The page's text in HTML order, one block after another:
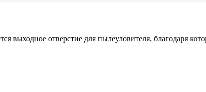
выходное отверстие для пылеуловителя, благодаря